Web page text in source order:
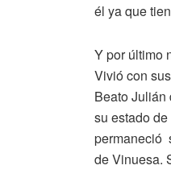
él ya que
Y por último
Vivió con
Beato Julián
su estado
permaneció
de Vinuesa.